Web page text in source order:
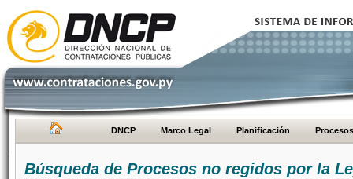
DNCP Marco Legal Planificación Procesos
Búsqueda de Procesos no regidos por la